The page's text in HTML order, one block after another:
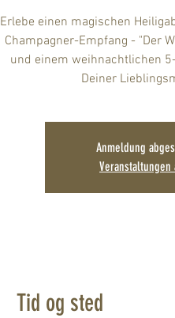
Erlebe einen magischen
Champagner-Empfang - "Der
und einem weihnachtlichen
Deiner
Anmeldung
Veranstaltungen
Tid og sted